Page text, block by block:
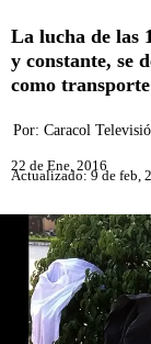
La lucha de las
y constante, se
como
Por: Caracol
22 de Ene, 2016
Actualizado: 9 de feb,